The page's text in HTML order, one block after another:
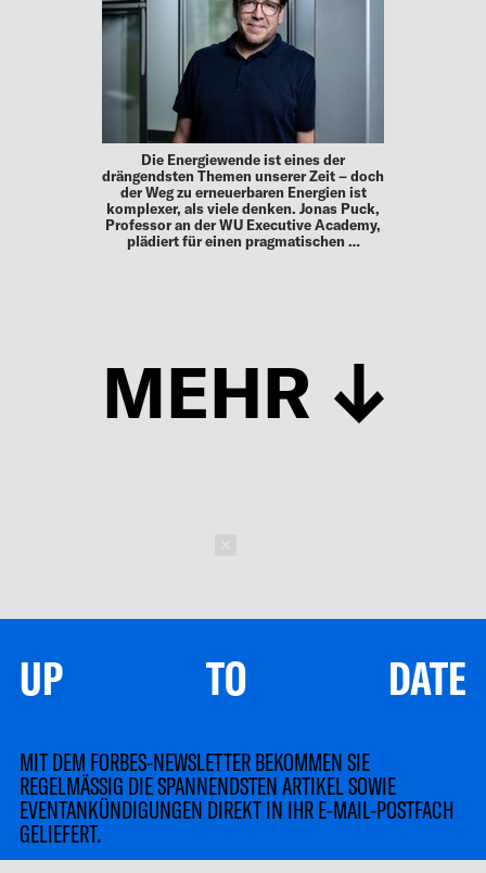
Die Energiewende ist eines der
drängendsten Themen unserer Zeit – doch
der Weg zu erneuerbaren Energien ist
komplexer, als viele denken. Jonas Puck,
Professor an der WU Executive Academy,
plädiert für einen pragmatischen …
MEHR
UP TO DATE
MIT DEM FORBES-NEWSLETTER BEKOMMEN SIE
REGELMÄSSIG DIE SPANNENDSTEN ARTIKEL SOWIE
EVENTANKÜNDIGUNGEN DIREKT IN IHR E-MAIL-POSTFACH
GELIEFERT.